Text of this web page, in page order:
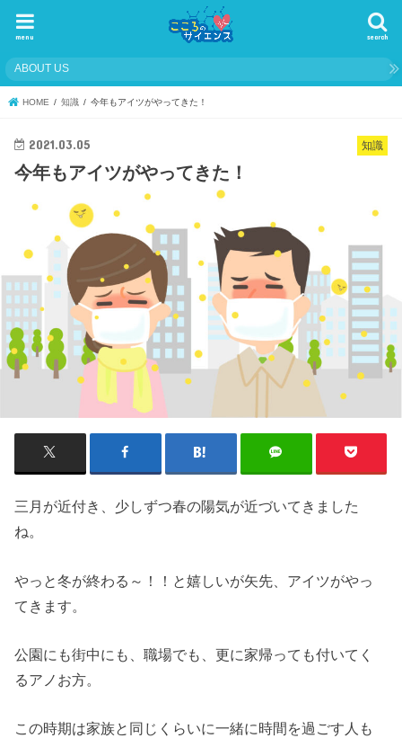
search
menu
ABOUT US
HOME 知識 今年もアイツがやってきた！
知識
2021.03.05
今年もアイツがやってきた！
三月が近付き、少しずつ春の陽気が近づいてきました
ね。
やっと冬が終わる～！！と嬉しいが矢先、アイツがやっ
てきます。
公園にも街中にも、職場でも、更に家帰っても付いてく
るアノお方。
この時期は家族と同じくらいに一緒に時間を過ごす人も